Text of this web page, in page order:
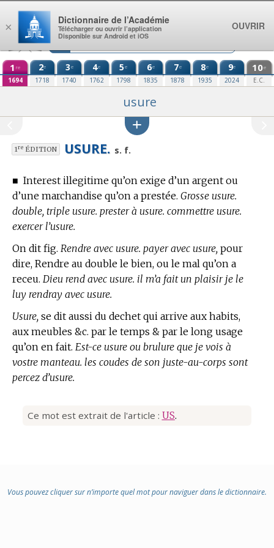
Aller au contenu
1 re
1694
2e
1718
3e
1740
4e
1762
5e
1798
6e
1835
7e
1878
8e
1935
9e
2024
10e
E.C.
usure
1reÉDITION USURE. s. f.
■ Interest illegitime qu’on exige d’un argent ou
d’une marchandise qu’on a prestée. Grosse usure.
double, triple usure. prester à usure. commettre usure.
exercer l’usure.
On dit fig. Rendre avec usure. payer avec usure, pour
dire, Rendre au double le bien, ou le mal qu’on a
receu. Dieu rend avec usure. il m’a fait un plaisir je le
luy rendray avec usure.
Usure, se dit aussi du dechet qui arrive aux habits,
aux meubles &c. par le temps & par le long usage
qu’on en fait. Est-ce usure ou brulure que je vois à
vostre manteau. les coudes de son juste-au-corps sont
percez d’usure.
Ce mot est extrait de l'article : US.
Vous pouvez cliquer sur n’importe quel mot pour naviguer dans le dictionnaire.
×
Dictionnaire de l’Académie
Télécharger ou ouvrir l’application
Disponible sur Android et iOS
OUVRIR